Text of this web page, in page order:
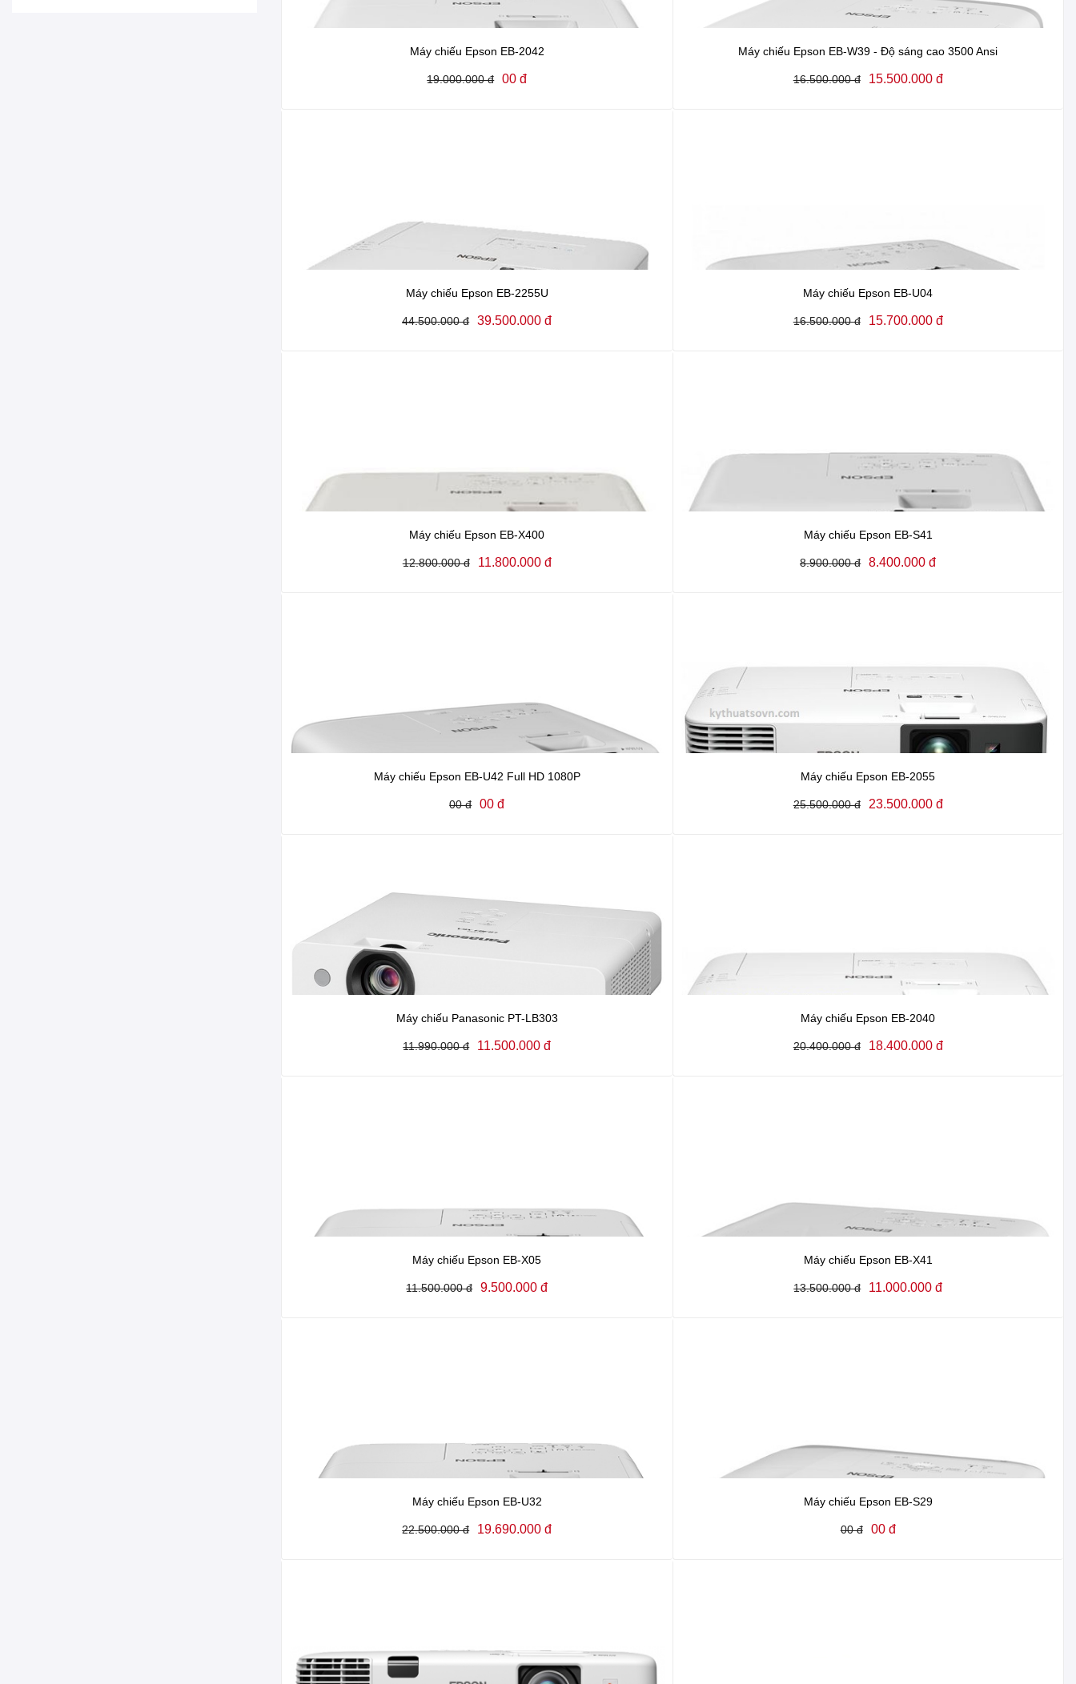
Máy chiếu Epson EB-2042
19.000.000 đ 00 đ
Máy chiếu Epson EB-W39 - Độ sáng cao 3500 Ansi
16.500.000 đ 15.500.000 đ
Máy chiếu Epson EB-2255U
44.500.000 đ 39.500.000 đ
Máy chiếu Epson EB-U04
16.500.000 đ 15.700.000 đ
Máy chiếu Epson EB-X400
12.800.000 đ 11.800.000 đ
Máy chiếu Epson EB-S41
8.900.000 đ 8.400.000 đ
Máy chiếu Epson EB-U42 Full HD 1080P
00 đ 00 đ
Máy chiếu Epson EB-2055
25.500.000 đ 23.500.000 đ
Máy chiếu Panasonic PT-LB303
11.990.000 đ 11.500.000 đ
Máy chiếu Epson EB-2040
20.400.000 đ 18.400.000 đ
Máy chiếu Epson EB-X05
11.500.000 đ 9.500.000 đ
Máy chiếu Epson EB-X41
13.500.000 đ 11.000.000 đ
Máy chiếu Epson EB-U32
22.500.000 đ 19.690.000 đ
Máy chiếu Epson EB-S29
00 đ 00 đ